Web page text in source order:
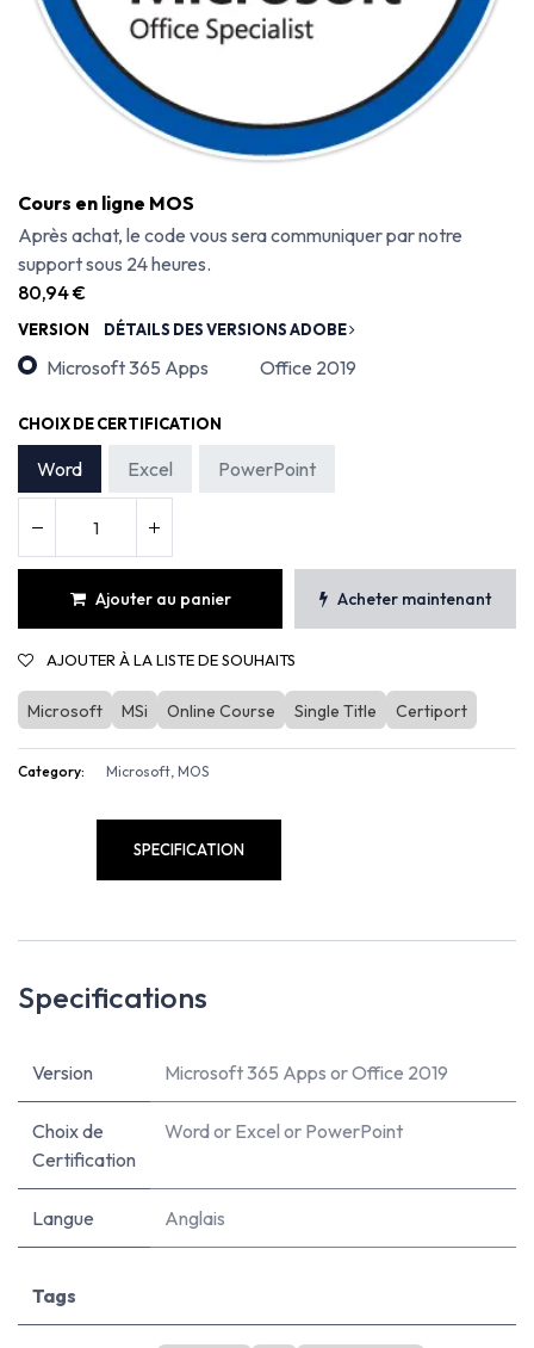
Cours en ligne MOS
Après achat, le code vous sera communiquer par notre
support sous 24 heures.
80,94€
VERSION DÉTAILS DES VERSIONS ADOBE
Microsoft 365 Apps Office 2019
CHOIX DE CERTIFICATION
Word Excel PowerPoint
Ajouter au panier Acheter maintenant
AJOUTER À LA LISTE DE SOUHAITS
Microsoft MSi Online Course Single Title Certiport
Category: Microsoft, MOS
SPECIFICATION
Specifications
Version Microsoft 365 Apps orOffice 2019
Choix de
Certification
Wordor Excel or PowerPoint
Langue Anglais
Tags